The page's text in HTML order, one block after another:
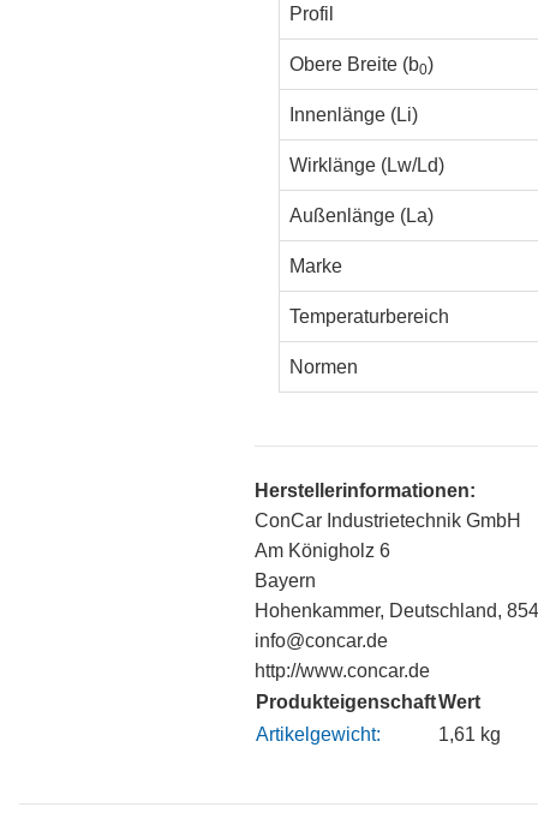
Profil
Obere Breite (b0)
Innenlänge (Li)
Wirklänge (Lw/Ld)
Außenlänge (La)
Marke
Temperaturbereich
Normen
Herstellerinformationen:
ConCar Industrietechnik GmbH
Am Königholz 6
Bayern
Hohenkammer, Deutschland,
info@concar.de
http://www.concar.de
ProdukteigenschaftWert
Artikelgewicht:
1,61 kg